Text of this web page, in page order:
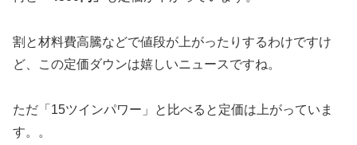
割と材料費高騰などで値段が上がったりするわけですけ
ど、この定価ダウンは嬉しいニュースですね。
ただ「15ツインパワー」と比べると定価は上がっていま
す。。